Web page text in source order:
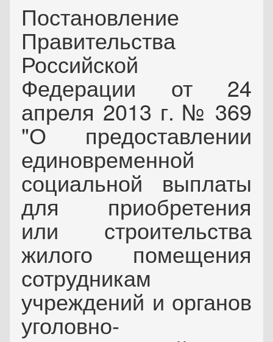
Постановление
Правительства
Российской
Федерации от 24
апреля 2013 г. № 369
"О предоставлении
единовременной
социальной выплаты
для приобретения
или строительства
жилого помещения
сотрудникам
учреждений и органов
уголовно-